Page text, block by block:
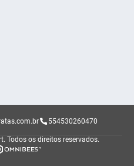
554530260470
Todos os direitos reservados.